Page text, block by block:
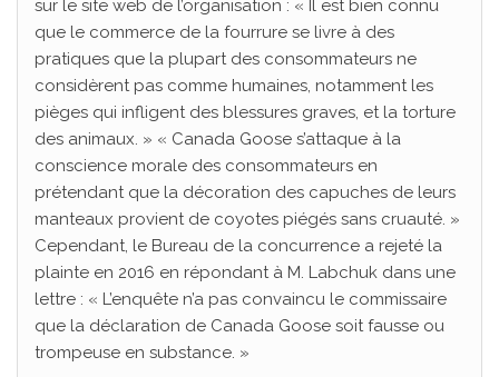
sur le site web de l’organisation : « Il est bien connu
que le commerce de la fourrure se livre à des
pratiques que la plupart des consommateurs ne
considèrent pas comme humaines, notamment les
pièges qui infligent des blessures graves, et la torture
des animaux. » « Canada Goose s’attaque à la
conscience morale des consommateurs en
prétendant que la décoration des capuches de leurs
manteaux provient de coyotes piégés sans cruauté. »
Cependant, le Bureau de la concurrence a rejeté la
plainte en 2016 en répondant à M. Labchuk dans une
lettre : « L’enquête n’a pas convaincu le commissaire
que la déclaration de Canada Goose soit fausse ou
trompeuse en substance. »